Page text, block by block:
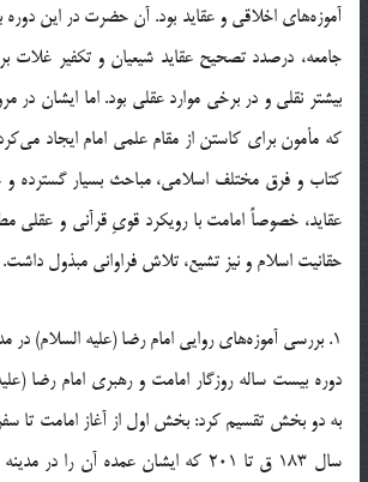
آموزه‌های اخلاقی و عقاید بود. آن حضرت در این
جامعه، درصدد تصحیح عقاید شیعیان و تکفیر غلات
بیشتر نقلی و در برخی موارد عقلی بود. اما ایشان در
که مأمون برای کاستن از مقام علمی امام ایجاد
کتاب و فرق مختلف اسلامی، مباحث بسیار گسترده
عقاید، خصوصاً امامت با رویکرد قویِ قرآنی و
حقانیت اسلام و نیز تشیع، تلاش فراوانی مبذول داشت.
1. بررسی آموزه‌های روایی امام رضا (علیه السلام) در مدینه
دوره بیست ساله روزگار امامت و رهبری امام رضا
به دو بخش تقسیم کرد: بخش اول از آغاز امامت تا
سال 183 ق تا 201 که ایشان عمده آن